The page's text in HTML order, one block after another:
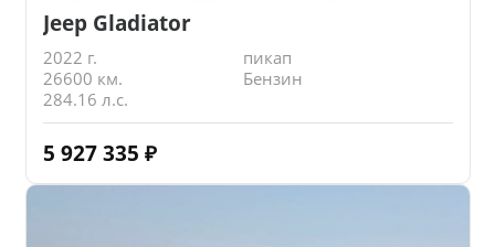
Jeep Gladiator
2022 г.
пикап
26600 км.
Бензин
284.16 л.с.
5 927 335 ₽